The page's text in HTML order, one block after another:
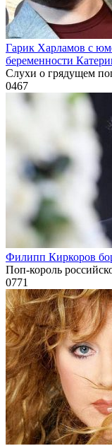
Гарик Харламов с
беременности
Слухи о грядущем
0467
Филипп Киркоров
Поп-король
0771